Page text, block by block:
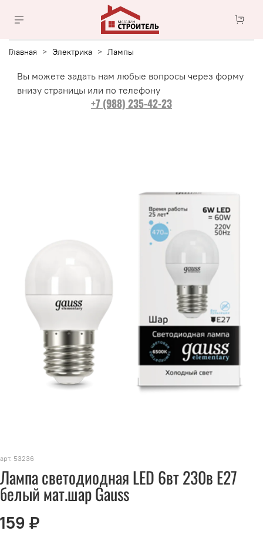
Главная Электрика Лампы
Вы можете задать нам любые вопросы через форму
внизу страницы или по телефону
+7 (988) 235-42-23
арт. 53236
Лампа светодиодная LED 6вт 230в Е27
белый мат.шар Gauss
159 ₽